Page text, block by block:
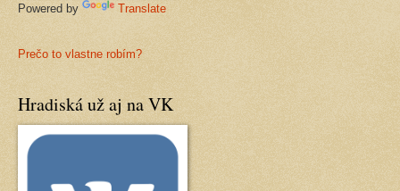
Powered by Translate
Prečo to vlastne robím?
Hradiská už aj na VK